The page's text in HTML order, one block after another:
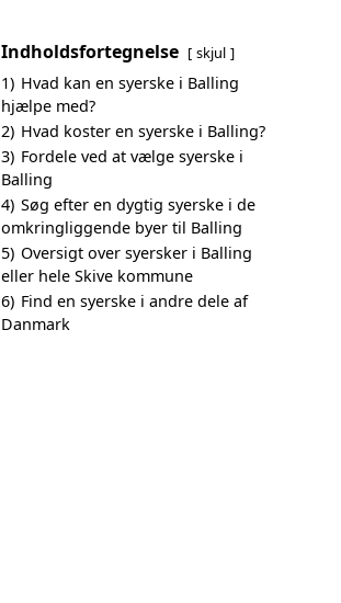
Indholdsfortegnelse skjul
1) Hvad kan en syerske i Balling
hjælpe med?
2) Hvad koster en syerske i Balling?
3) Fordele ved at vælge syerske i
Balling
4) Søg efter en dygtig syerske i de
omkringliggende byer til Balling
5) Oversigt over syersker i Balling
eller hele Skive kommune
6) Find en syerske i andre dele af
Danmark